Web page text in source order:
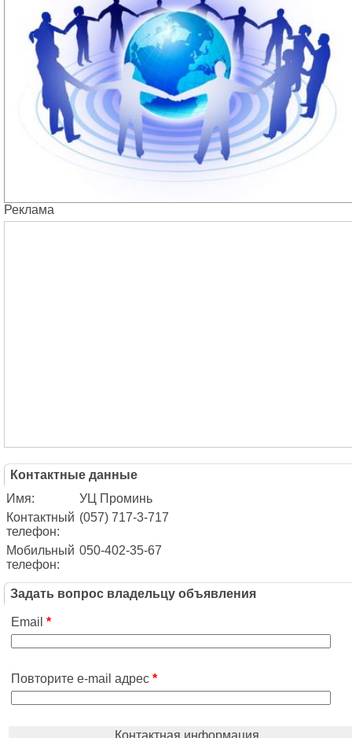
Реклама
Контактные данные
Имя:
УЦ Проминь
Контактный
телефон:
(057) 717-3-717
Мобильный
телефон:
050-402-35-67
Задать вопрос владельцу объявления
Email *
Повторите e-mail адрес *
Контактная информация